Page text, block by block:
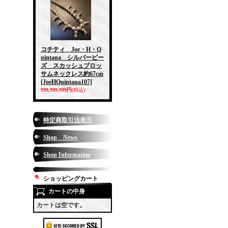
コチティ Joe・H・Q
uintana シルバービー
ズ スカッシュブロッ
サムネックレス約67cm
[JoeHQuintana107]
999,999,999円(税込)
特定商取引法表示
Shop News
Shop Information
ショッピングカート
カートの中身
カートは空です。